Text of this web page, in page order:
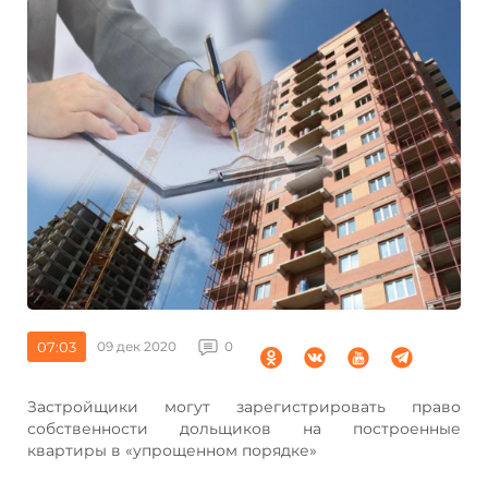
07:03 09 дек 2020 0
Застройщики могут зарегистрировать право
собственности дольщиков на построенные
квартиры в «упрощенном порядке»